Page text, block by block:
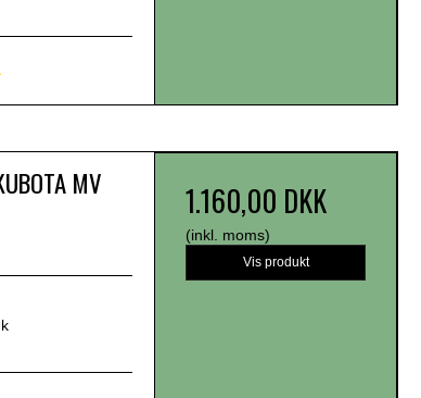
MV 1.160,00 DKK
(inkl. moms)
Vis produkt